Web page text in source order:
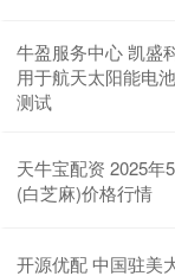
牛盈服务中心 凯盛
用于航天太阳能电
测试
天牛宝配资 2025年
(白芝麻)价格行情
开源优配 中国驻美